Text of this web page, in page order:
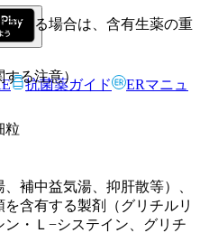
粒
する場合は、含有生薬の重
する注意）
補中益気湯、抑肝散等）、
含有する製剤（グリチルリ
・Ｌ−システイン、グリチ
抗菌薬ガイド
ERマニュ